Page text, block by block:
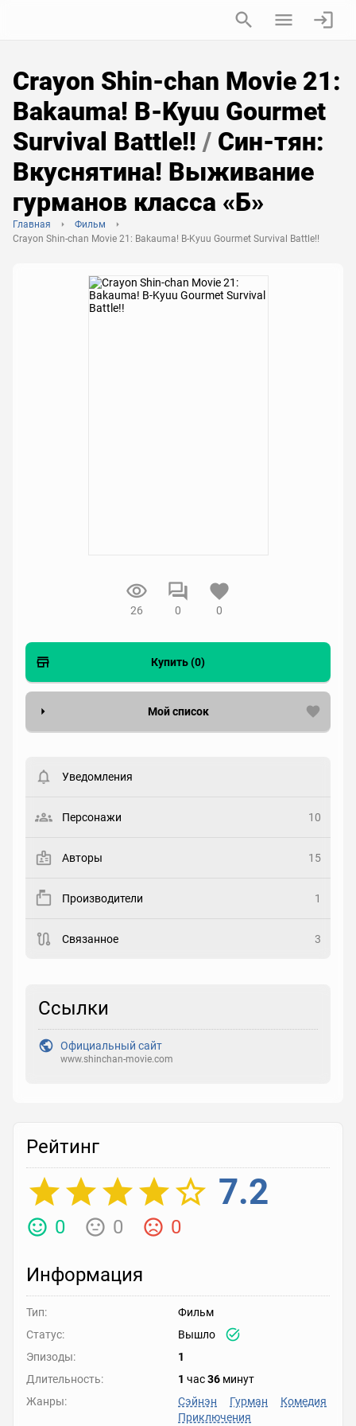
Crayon Shin-chan Movie 21:
Bakauma! B-Kyuu Gourmet
Survival Battle!! / Син-тян:
Вкуснятина! Выживание
гурманов класса «Б»
Главная
Фильм
Crayon Shin-chan Movie 21: Bakauma! B-Kyuu Gourmet Survival Battle!!
26 0 0
Купить (0)
Мой список
Статус
Рейтинг
Реакция
Уведомления
Персонажи 10
Авторы 15
Производители 1
Связанное 3
Ссылки
Официальный сайт
www.shinchan-movie.com
Рейтинг
7.2
0 0 0
Информация
Тип:
Фильм
Статус:
Вышло
Эпизоды:
1
Длительность:
1 час36 минут
Жанры:
Сэйнэн Гурман
Комедия
Приключения